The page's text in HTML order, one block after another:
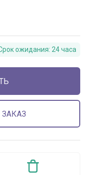
ожидания: 24 часа